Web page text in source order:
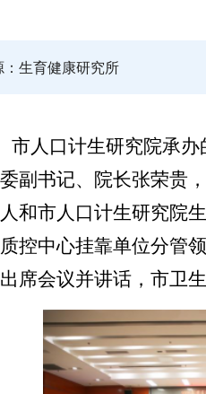
：生育健康研究所
市人口计生研究院承
副书记、院长张荣贵
和市人口计生研究
控中心挂靠单位分管
席会议并讲话，市卫